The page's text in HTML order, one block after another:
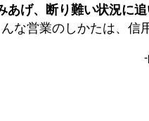
あげ、断り難い状況に
んな営業のしかたは、信